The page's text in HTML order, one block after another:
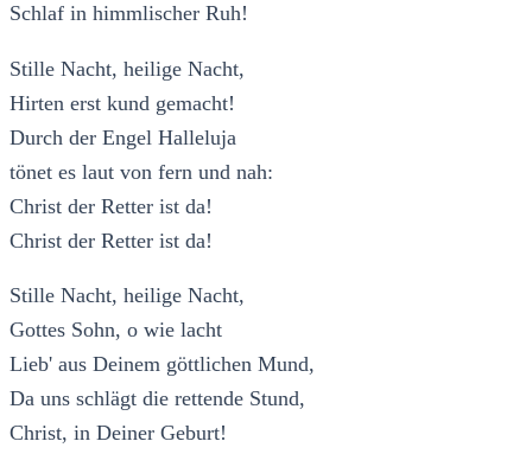
Schlaf in himmlischer Ruh!
Stille Nacht, heilige Nacht,
Hirten erst kund gemacht!
Durch der Engel Halleluja
tönet es laut von fern und nah:
Christ der Retter ist da!
Christ der Retter ist da!
Stille Nacht, heilige Nacht,
Gottes Sohn, o wie lacht
Lieb' aus Deinem göttlichen Mund,
Da uns schlägt die rettende Stund,
Christ, in Deiner Geburt!